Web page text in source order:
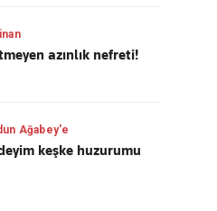
azınlık nefreti!
Ağabey'e
keşke huzurumu